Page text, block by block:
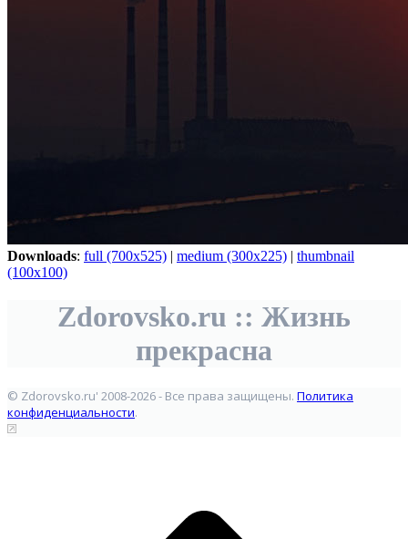
Downloads: full (700x525) | medium (300x225) | thumbnail
(100x100)
Zdorovsko.ru :: Жизнь
прекрасна
© Zdorovsko.ru' 2008-2026 - Все права защищены. Политика
конфиденциальности.